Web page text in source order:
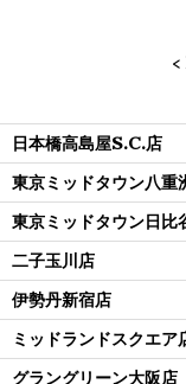
<
日本橋高島屋S.C.店
東京ミッドタウン八重
東京ミッドタウン日比
二子玉川店
伊勢丹新宿店
ミッドランドスクエア
グラングリーン大阪店